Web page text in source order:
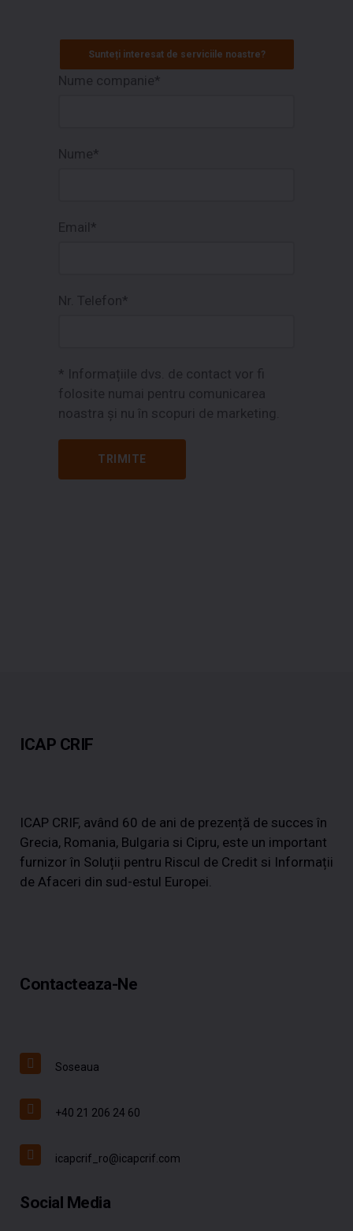
Sunteți interesat de serviciile noastre?
Nume companie*
Nume*
Email*
Nr. Telefon*
* Informațiile dvs. de contact vor fi
folosite numai pentru comunicarea
noastra și nu în scopuri de marketing.
ICAP CRIF
ICAP CRIF, având 60 de ani de prezență de succes în
Grecia, Romania, Bulgaria si Cipru, este un important
furnizor în Soluții pentru Riscul de Credit si Informații
de Afaceri din sud-estul Europei.
Contacteaza-Ne
Soseaua
+40 21 206 24 60
icapcrif_ro@icapcrif.com
Social Media